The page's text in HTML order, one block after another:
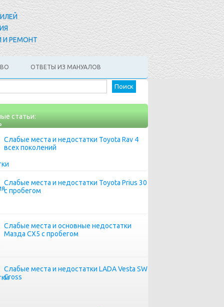
И РЕМОНТ
ОТВЕТЫ ИЗ МАНУАЛОВ
Найти:
статьи:
Слабые места и недостатки Toyota Rav 4
всех поколений
Слабые места и недостатки Toyota Prius 30
с пробегом
Слабые места и основные недостатки
Мазда СХ5 с пробегом
Слабые места и недостатки LADA Vesta SW
Cross